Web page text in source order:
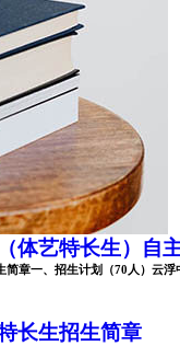
体艺特长生）自
章一、招生计划（70人）云
长生招生简章